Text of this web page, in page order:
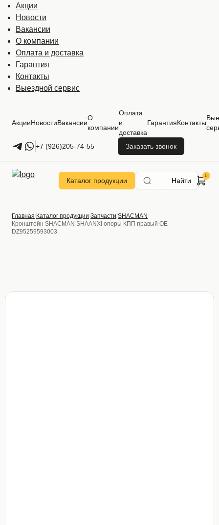
Акции
Новости
Вакансии
О компании
Оплата и доставка
Гарантия
Контакты
Выездной сервис
АкцииНовостиВакансии
О
компании
Оплата
и
доставка
ГарантияКонтакты
+7 (926)205-74-55 Заказать звонок
Каталог продукции Найти
Главная Каталог продукции Запчасти SHACMAN
Кронштейн SHACMAN SHAANXI опоры КПП правый OE
DZ95259593003